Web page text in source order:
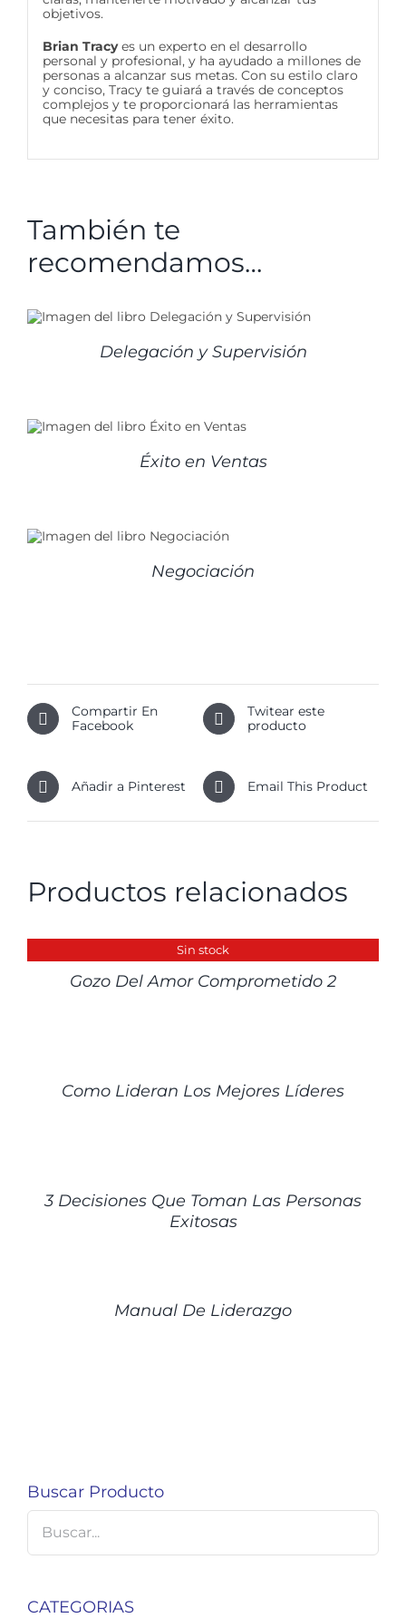
objetivos.
Brian Tracyes un experto en el desarrollo
personal y profesional, y ha ayudado a millones de
personas a alcanzar sus metas. Con su estilo claro
y conciso, Tracy te guiará a través de conceptos
complejos y te proporcionará las herramientas
que necesitas para tener éxito.
También te
recomendamos…
Delegación y Supervisión
Éxito en Ventas
Negociación
Compartir En
Facebook
Twitear este
producto
Añadir a Pinterest Email This Product
Productos relacionados
Sin stock
Gozo Del Amor Comprometido 2
Como Lideran Los Mejores Líderes
3 Decisiones Que Toman Las Personas
Exitosas
Manual De Liderazgo
Buscar Producto
CATEGORIAS